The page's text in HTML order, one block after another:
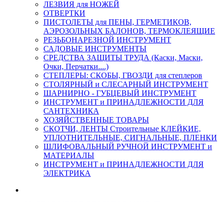
ЛЕЗВИЯ для НОЖЕЙ
ОТВЕРТКИ
ПИСТОЛЕТЫ для ПЕНЫ, ГЕРМЕТИКОВ,
АЭРОЗОЛЬНЫХ БАЛОНОВ, ТЕРМОКЛЕЯЩИЕ
РЕЗЬБОНАРЕЗНОЙ ИНСТРУМЕНТ
САДОВЫЕ ИНСТРУМЕНТЫ
СРЕДСТВА ЗАЩИТЫ ТРУДА (Каски, Маски,
Очки, Перчатки....)
СТЕПЛЕРЫ: СКОБЫ, ГВОЗДИ для степлеров
СТОЛЯРНЫЙ и СЛЕСАРНЫЙ ИНСТРУМЕНТ
ШАРНИРНО - ГУБЦЕВЫЙ ИНСТРУМЕНТ
ИНСТРУМЕНТ и ПРИНАДЛЕЖНОСТИ ДЛЯ
САНТЕХНИКА
ХОЗЯЙСТВЕННЫЕ ТОВАРЫ
СКОТЧИ, ЛЕНТЫ Строительные КЛЕЙКИЕ,
УПЛОТНИТЕЛЬНЫЕ, СИГНАЛЬНЫЕ, ПЛЕНКИ
ШЛИФОВАЛЬНЫЙ РУЧНОЙ ИНСТРУМЕНТ и
МАТЕРИАЛЫ
ИНСТРУМЕНТ и ПРИНАДЛЕЖНОСТИ ДЛЯ
ЭЛЕКТРИКА